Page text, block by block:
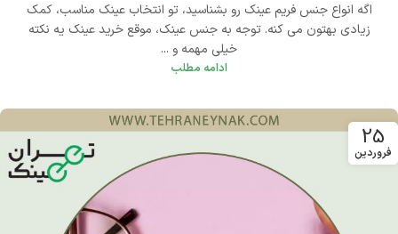
اگه انواع جنس فریم عینک رو بشناسید، تو انتخاب عینک مناسب، کمک
زیادی بهتون می کنه. توجه به جنس عینک، موقع خرید عینک یه نکته
خیلی مهمه و ...
ادامه مطلب
25
فروردین